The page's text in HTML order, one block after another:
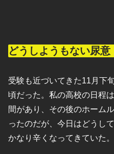
どうしようもない尿意
受験も近づいてきた11月下
頃だった。私の高校の日程
間があり、その後のホーム
ったのだが、今日はどうし
かなり辛くなってきていた。